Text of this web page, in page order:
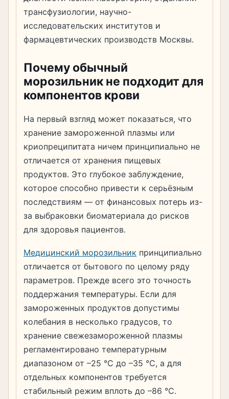
трансфузиологии, научно-
исследовательских институтов и
фармацевтических производств Москвы.
Почему обычный
морозильник не подходит для
компонентов крови
На первый взгляд может показаться, что
хранение замороженной плазмы или
криопреципитата ничем принципиально не
отличается от хранения пищевых
продуктов. Это глубокое заблуждение,
которое способно привести к серьёзным
последствиям — от финансовых потерь из-
за выбраковки биоматериала до рисков
для здоровья пациентов.
Медицинский морозильник принципиально
отличается от бытового по целому ряду
параметров. Прежде всего это точность
поддержания температуры. Если для
замороженных продуктов допустимы
колебания в несколько градусов, то
хранение свежезамороженной плазмы
регламентировано температурным
диапазоном от –25 °C до –35 °C, а для
отдельных компонентов требуется
стабильный режим вплоть до –86 °C.